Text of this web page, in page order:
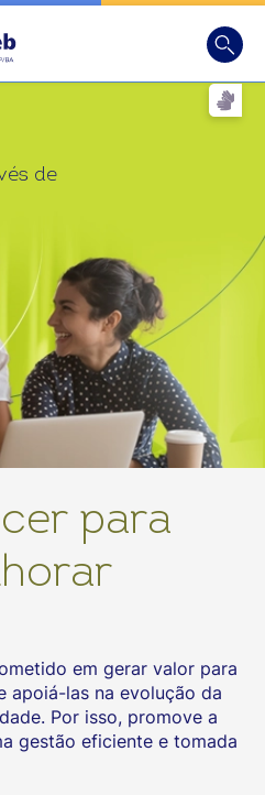
Busca
de
para
em gerar valor para
apoiá-las na evolução da
Por isso, promove a
gestão eficiente e tomada